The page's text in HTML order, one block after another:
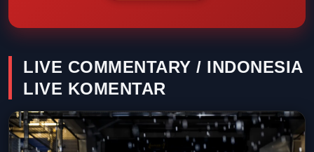
LIVE COMMENTARY / INDONESIA
LIVE KOMENTAR